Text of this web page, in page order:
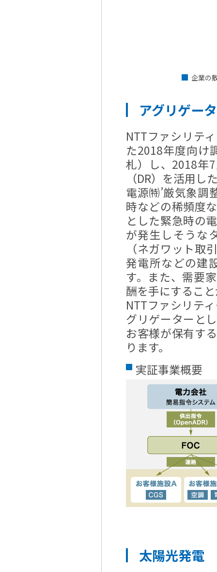
企業の
アグリゲー
NTTファシリテ
た2018年度向け
札）し、2018年
（DR）を活用
電源㈵’厳気象
時などの稀頻度
とした緊急時の
が発生しそうな
（ネガワット取
発電所などの建
す。また、需要
酬を手にするこ
NTTファシリテ
グリゲーターと
お客様が保有す
ります。
実証事業概要
太陽光発電